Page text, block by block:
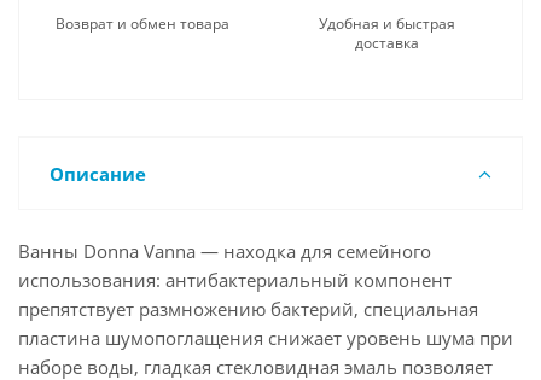
Возврат и обмен товара
Удобная и быстрая
доставка
Описание
Ванны Donna Vanna — находка для семейного
использования: антибактериальный компонент
препятствует размножению бактерий, специальная
пластина шумопоглащения снижает уровень шума при
наборе воды, гладкая стекловидная эмаль позволяет